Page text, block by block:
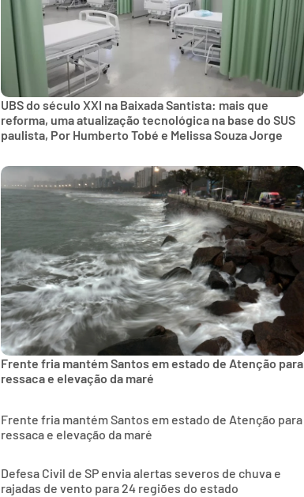
UBS do século XXI na Baixada Santista: mais que
reforma, uma atualização tecnológica na base do SUS
paulista, Por Humberto Tobé e Melissa Souza Jorge
Frente fria mantém Santos em estado de Atenção para
ressaca e elevação da maré
Frente fria mantém Santos em estado de Atenção para
ressaca e elevação da maré
Defesa Civil de SP envia alertas severos de chuva e
rajadas de vento para 24 regiões do estado